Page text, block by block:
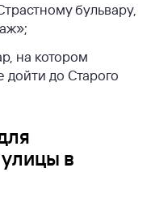
бульвару,
на котором
до Старого
в